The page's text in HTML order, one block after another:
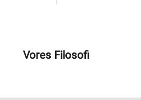
Vores Filosofi